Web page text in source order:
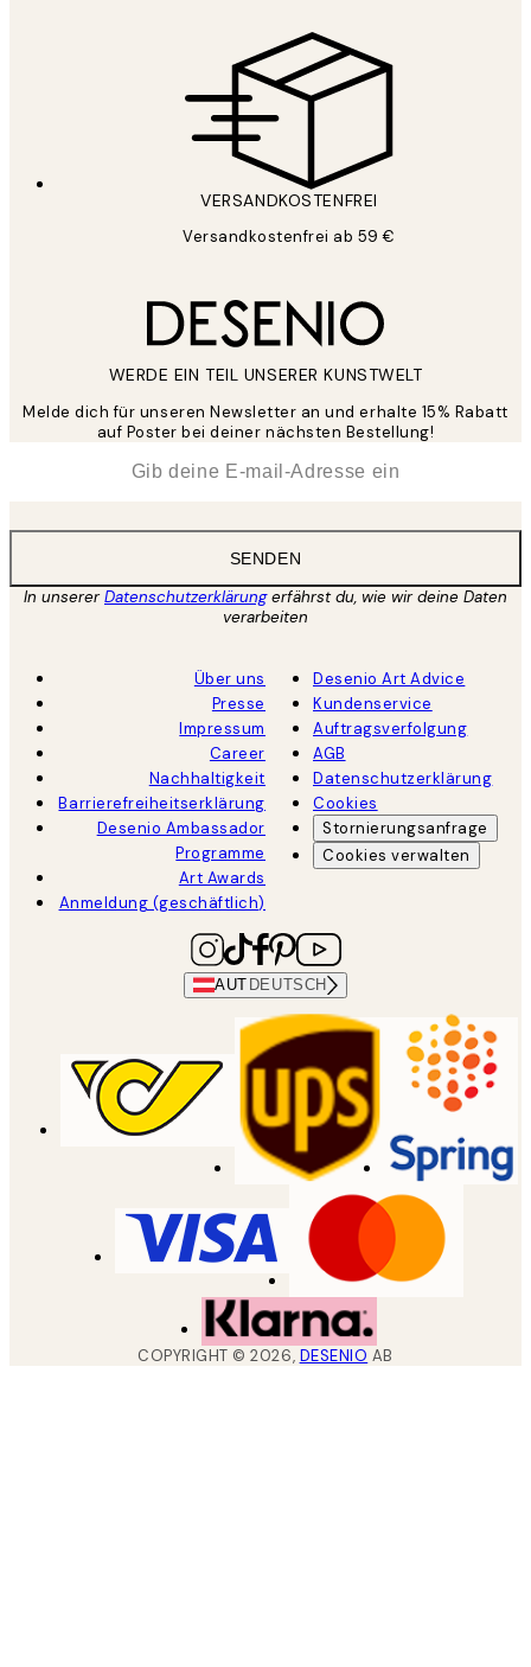
VERSANDKOSTENFREI
Versandkostenfrei ab 59 €
WERDE EIN TEIL UNSERER KUNSTWELT
Melde dich für unseren Newsletter an und erhalte 15% Rabatt
auf Poster bei deiner nächsten Bestellung!
SENDEN
In unsererDatenschutzerklärungerfährst du, wie wir deine Daten
verarbeiten
Über uns
Presse
Impressum
Career
Nachhaltigkeit
Barrierefreiheitserklärung
Desenio Ambassador
Programme
Art Awards
Anmeldung (geschäftlich)
Desenio Art Advice
Kundenservice
Auftragsverfolgung
AGB
Datenschutzerklärung
Cookies
Stornierungsanfrage
Cookies verwalten
AUT DEUTSCH
COPYRIGHT ©2026, DESENIO AB